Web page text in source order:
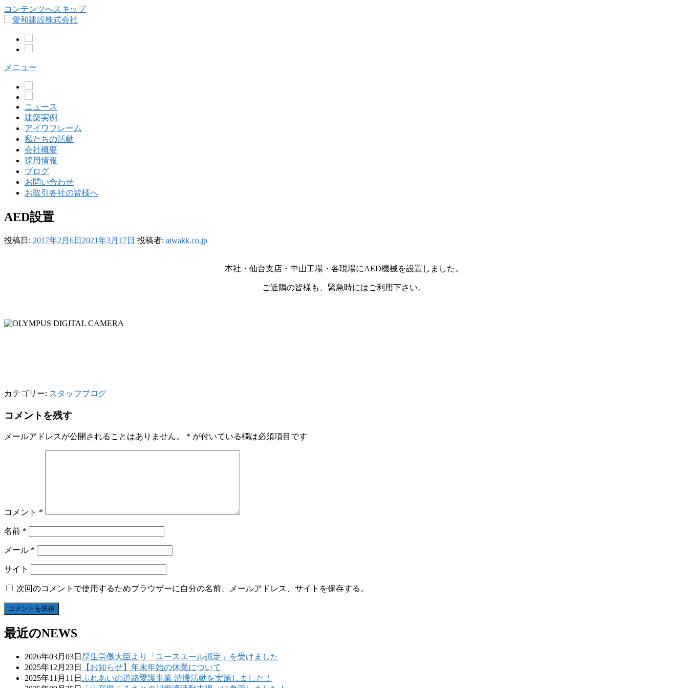
コンテンツへスキップ
メニュー
ニュース
建築実例
アイワフレーム
私たちの活動
会社概要
採用情報
ブログ
お問い合わせ
お取引各社の皆様へ
AED設置
投稿日: 2017年2月6日 2021年3月17日 投稿者: aiwakk.co.jp
本社・仙台支店・中山工場・各現場にAED機械を設置しました。
ご近隣の皆様も、緊急時にはご利用下さい。
カテゴリー: スタッフブログ
コメントを残す
メールアドレスが公開されることはありません。 * が付いている欄は必須項目です
コメント *
名前 *
メール *
サイト
次回のコメントで使用するためブラウザーに自分の名前、メールアドレス、サイトを保存する。
最近のNEWS
2026年03月03日 厚生労働大臣より「ユースエール認定」を受けました
2025年12月23日
【お知らせ】年末年始の休業について
2025年11月11日 ふれあいの道路愛護事業 清掃活動を実施しました！